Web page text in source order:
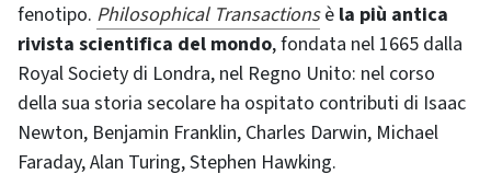
fenotipo. Philosophical Transactionsè la più antica
rivista scientifica del mondo, fondata nel 1665 dalla
Royal Society di Londra, nel Regno Unito: nel corso
della sua storia secolare ha ospitato contributi di Isaac
Newton, Benjamin Franklin, Charles Darwin, Michael
Faraday, Alan Turing, Stephen Hawking.